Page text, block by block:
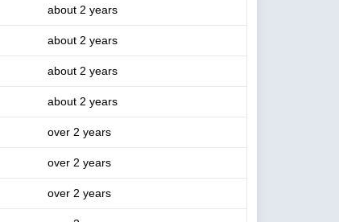
about 2 years
about 2 years
about 2 years
about 2 years
over 2 years
over 2 years
over 2 years